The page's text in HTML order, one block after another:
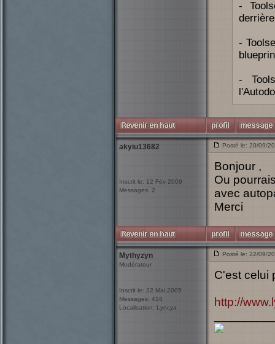
-
-
-
akyiu13682
Inscrit le: 12 Fév 2009
Messages: 2
Posté le: 20/09/
Bonjour ,
Ou
avec
Merci
Mythyzyn
Modérateur
Inscrit le: 22 Mai 2005
Messages: 416
Localisation: Lyncya
Posté le: 22/09/
C'est celui
http://